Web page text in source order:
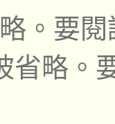
。要
省略。